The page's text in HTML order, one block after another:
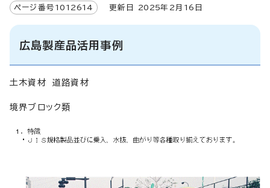
ページ番号 1012614 更新日 2025年2月 16 日
広島製産品活用事例
土木資材 道路資材
境界ブロック類